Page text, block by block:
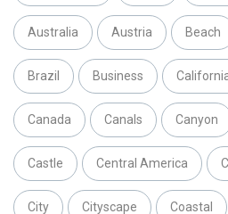
Australia Austria Beach
Brazil Business
Canada Canals Canyon
Castle Central America
City Cityscape Coastal